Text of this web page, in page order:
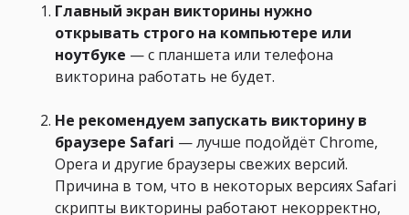
Главный экран викторины нужно
открывать строго на компьютере или
ноутбуке — с планшета или телефона
викторина работать не будет.
Не рекомендуем запускать викторину в
браузере Safari — лучше подойдёт Chrome,
Opera и другие браузеры свежих версий.
Причина в том, что в некоторых версиях Safari
скрипты викторины работают некорректно,